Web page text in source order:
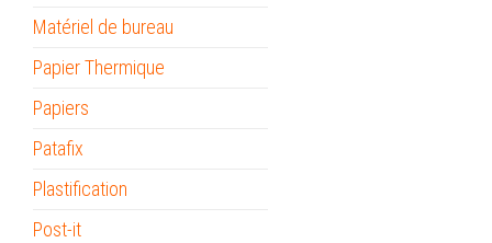
Matériel de bureau
Papier Thermique
Papiers
Patafix
Plastification
Post-it